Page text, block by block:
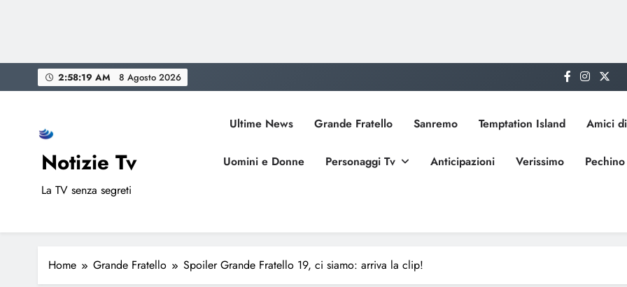
to
2:58:20 AM 8 Agosto 2026
Notizie Tv
La TV senza segreti
Ultime News Grande Fratello Sanremo Temptation Island Amici
Uomini e Donne Personaggi Tv Anticipazioni Verissimo
Home Grande Fratello Spoiler Grande Fratello 19, ci siamo: arriva la clip!